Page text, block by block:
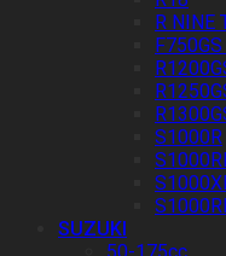
R NINE
S1000R
SUZUKI